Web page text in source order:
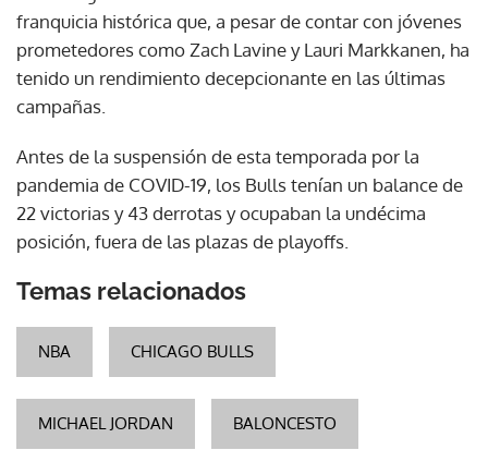
franquicia histórica que, a pesar de contar con jóvenes
prometedores como Zach Lavine y Lauri Markkanen, ha
tenido un rendimiento decepcionante en las últimas
campañas.
Antes de la suspensión de esta temporada por la
pandemia de COVID-19, los Bulls tenían un balance de
22 victorias y 43 derrotas y ocupaban la undécima
posición, fuera de las plazas de playoffs.
Temas relacionados
NBA CHICAGO BULLS
MICHAEL JORDAN BALONCESTO